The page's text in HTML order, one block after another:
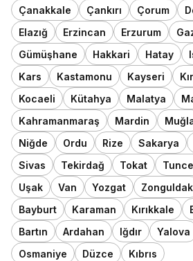
Çanakkale
Çankırı Çorum
Elazığ
Erzincan Erzurum
Gümüşhane
Hakkari Hatay
Kars
Kastamonu Kayseri
Kocaeli
Kütahya Malatya
Kahramanmaraş
Mardin
Niğde
Ordu Rize Sakarya
Sivas
Tekirdağ Tokat
Uşak
Van Yozgat Zonguldak
Bayburt
Karaman Kırıkkale
Bartın
Ardahan Iğdır Yalova
Osmaniye
Düzce Kıbrıs